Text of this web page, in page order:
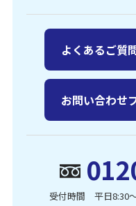
受付時間 平日8:30
よくあるご質
お問い合わせ